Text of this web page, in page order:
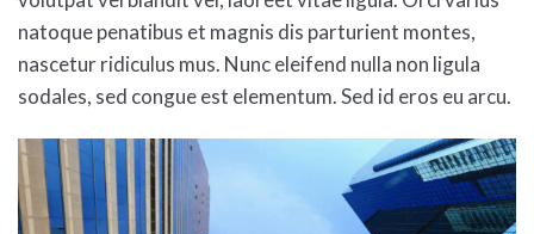
natoque penatibus et magnis dis parturient montes,
nascetur ridiculus mus. Nunc eleifend nulla non ligula
sodales, sed congue est elementum. Sed id eros eu arcu.